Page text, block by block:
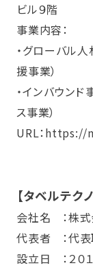
ビル９階
事業内容：
・グローバル
援事業）
・インバウン
ス事業）
URL： https://
【タベルテク
会社名 ：株式
代表者 ：代表
設立日 ：２０